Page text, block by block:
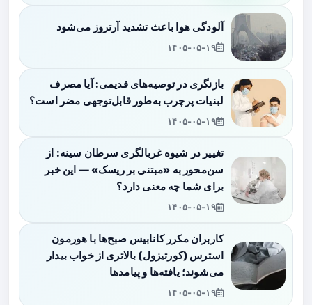
آلودگی هوا باعث تشدید آرتروز می‌شود
۱۴۰۵-۰۵-۱۹
بازنگری در توصیه‌های قدیمی: آیا مصرف
لبنیات پرچرب به‌طور قابل‌توجهی مضر است؟
۱۴۰۵-۰۵-۱۹
تغییر در شیوه غربالگری سرطان سینه: از
سن‌محور به «مبتنی بر ریسک» — این خبر
برای شما چه معنی دارد؟
۱۴۰۵-۰۵-۱۹
کاربران مکرر کانابیس صبح‌ها با هورمون
استرس (کورتیزول) بالاتری از خواب بیدار
می‌شوند؛ یافته‌ها و پیامدها
۱۴۰۵-۰۵-۱۹